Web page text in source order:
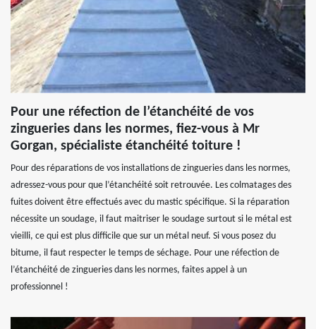
Pour une réfection de l’étanchéité de vos
zingueries dans les normes, fiez-vous à Mr
Gorgan, spécialiste étanchéité toiture !
Pour des réparations de vos installations de zingueries dans les normes,
adressez-vous pour que l’étanchéité soit retrouvée. Les colmatages des
fuites doivent être effectués avec du mastic spécifique. Si la réparation
nécessite un soudage, il faut maitriser le soudage surtout si le métal est
vieilli, ce qui est plus difficile que sur un métal neuf. Si vous posez du
bitume, il faut respecter le temps de séchage. Pour une réfection de
l’étanchéité de zingueries dans les normes, faites appel à un
professionnel !